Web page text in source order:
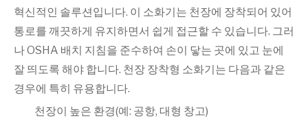
혁신적인 솔루션입니다. 이 소화기는 천장에 장착되어 있어
통로를 깨끗하게 유지하면서 쉽게 접근할 수 있습니다. 그러
나 OSHA 배치 지침을 준수하여 손이 닿는 곳에 있고 눈에
잘 띄도록 해야 합니다. 천장 장착형 소화기는 다음과 같은
경우에 특히 유용합니다.
천장이 높은 환경(예: 공항, 대형 창고)